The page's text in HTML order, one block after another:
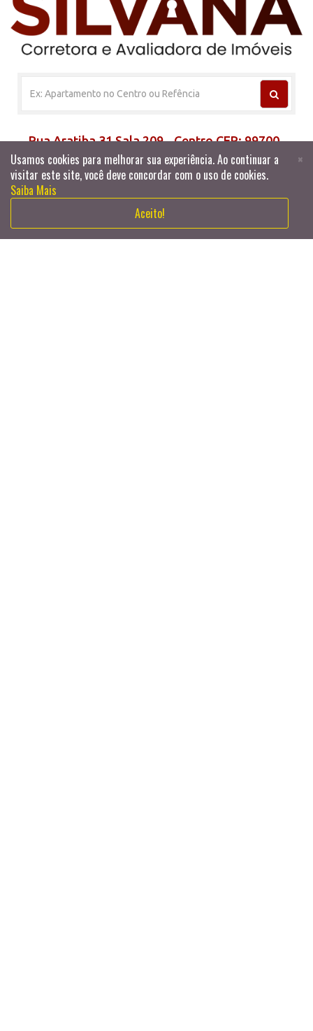
×
Usamos cookies para melhorar sua experiência. Ao continuar a
visitar este site, você deve concordar com o uso de cookies.
Saiba Mais
Aceito!
Rua Aratiba 31 Sala 209 - Centro CEP: 99700-
076 - Erechim/RS
404
×
Usamos cookies para melhorar sua experiência. Ao continuar a
visitar este site, você deve concordar com o uso de cookies.
Saiba Mais
Aceito!